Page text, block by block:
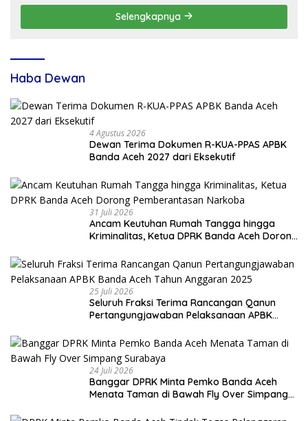
Selengkapnya
Haba Dewan
4 Agustus 2026
Dewan Terima Dokumen R-KUA-PPAS APBK
Banda Aceh 2027 dari Eksekutif
31 Juli 2026
Ancam Keutuhan Rumah Tangga hingga
Kriminalitas, Ketua DPRK Banda Aceh Dorong
25 Juli 2026
Seluruh Fraksi Terima Rancangan Qanun
Pertangungjawaban Pelaksanaan APBK
24 Juli 2026
Banggar DPRK Minta Pemko Banda Aceh
Menata Taman di Bawah Fly Over Simpang